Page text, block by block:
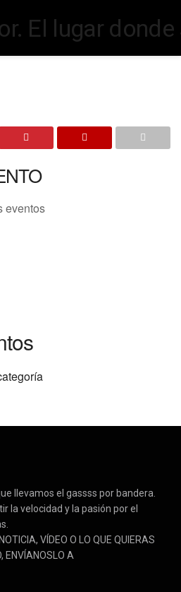
eventos
llevamos el gassss por bandera.
la velocidad y la pasión por el
VÍDEO O LO QUE QUIERAS
ENVÍANOSLO A